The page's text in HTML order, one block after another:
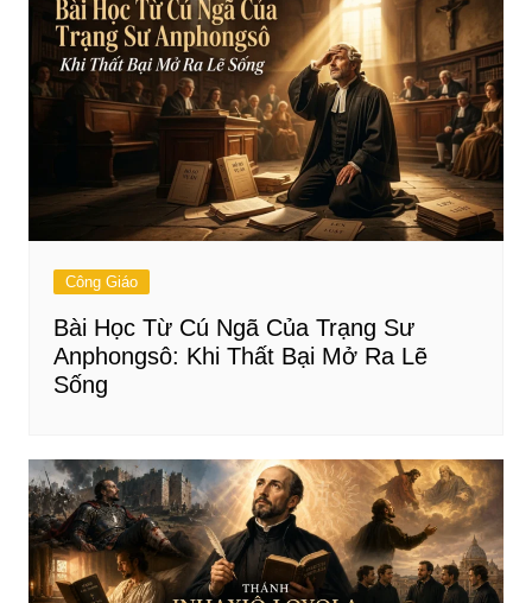
Công Giáo
Bài Học Từ Cú Ngã Của Trạng Sư
Anphongsô: Khi Thất Bại Mở Ra Lẽ
Sống